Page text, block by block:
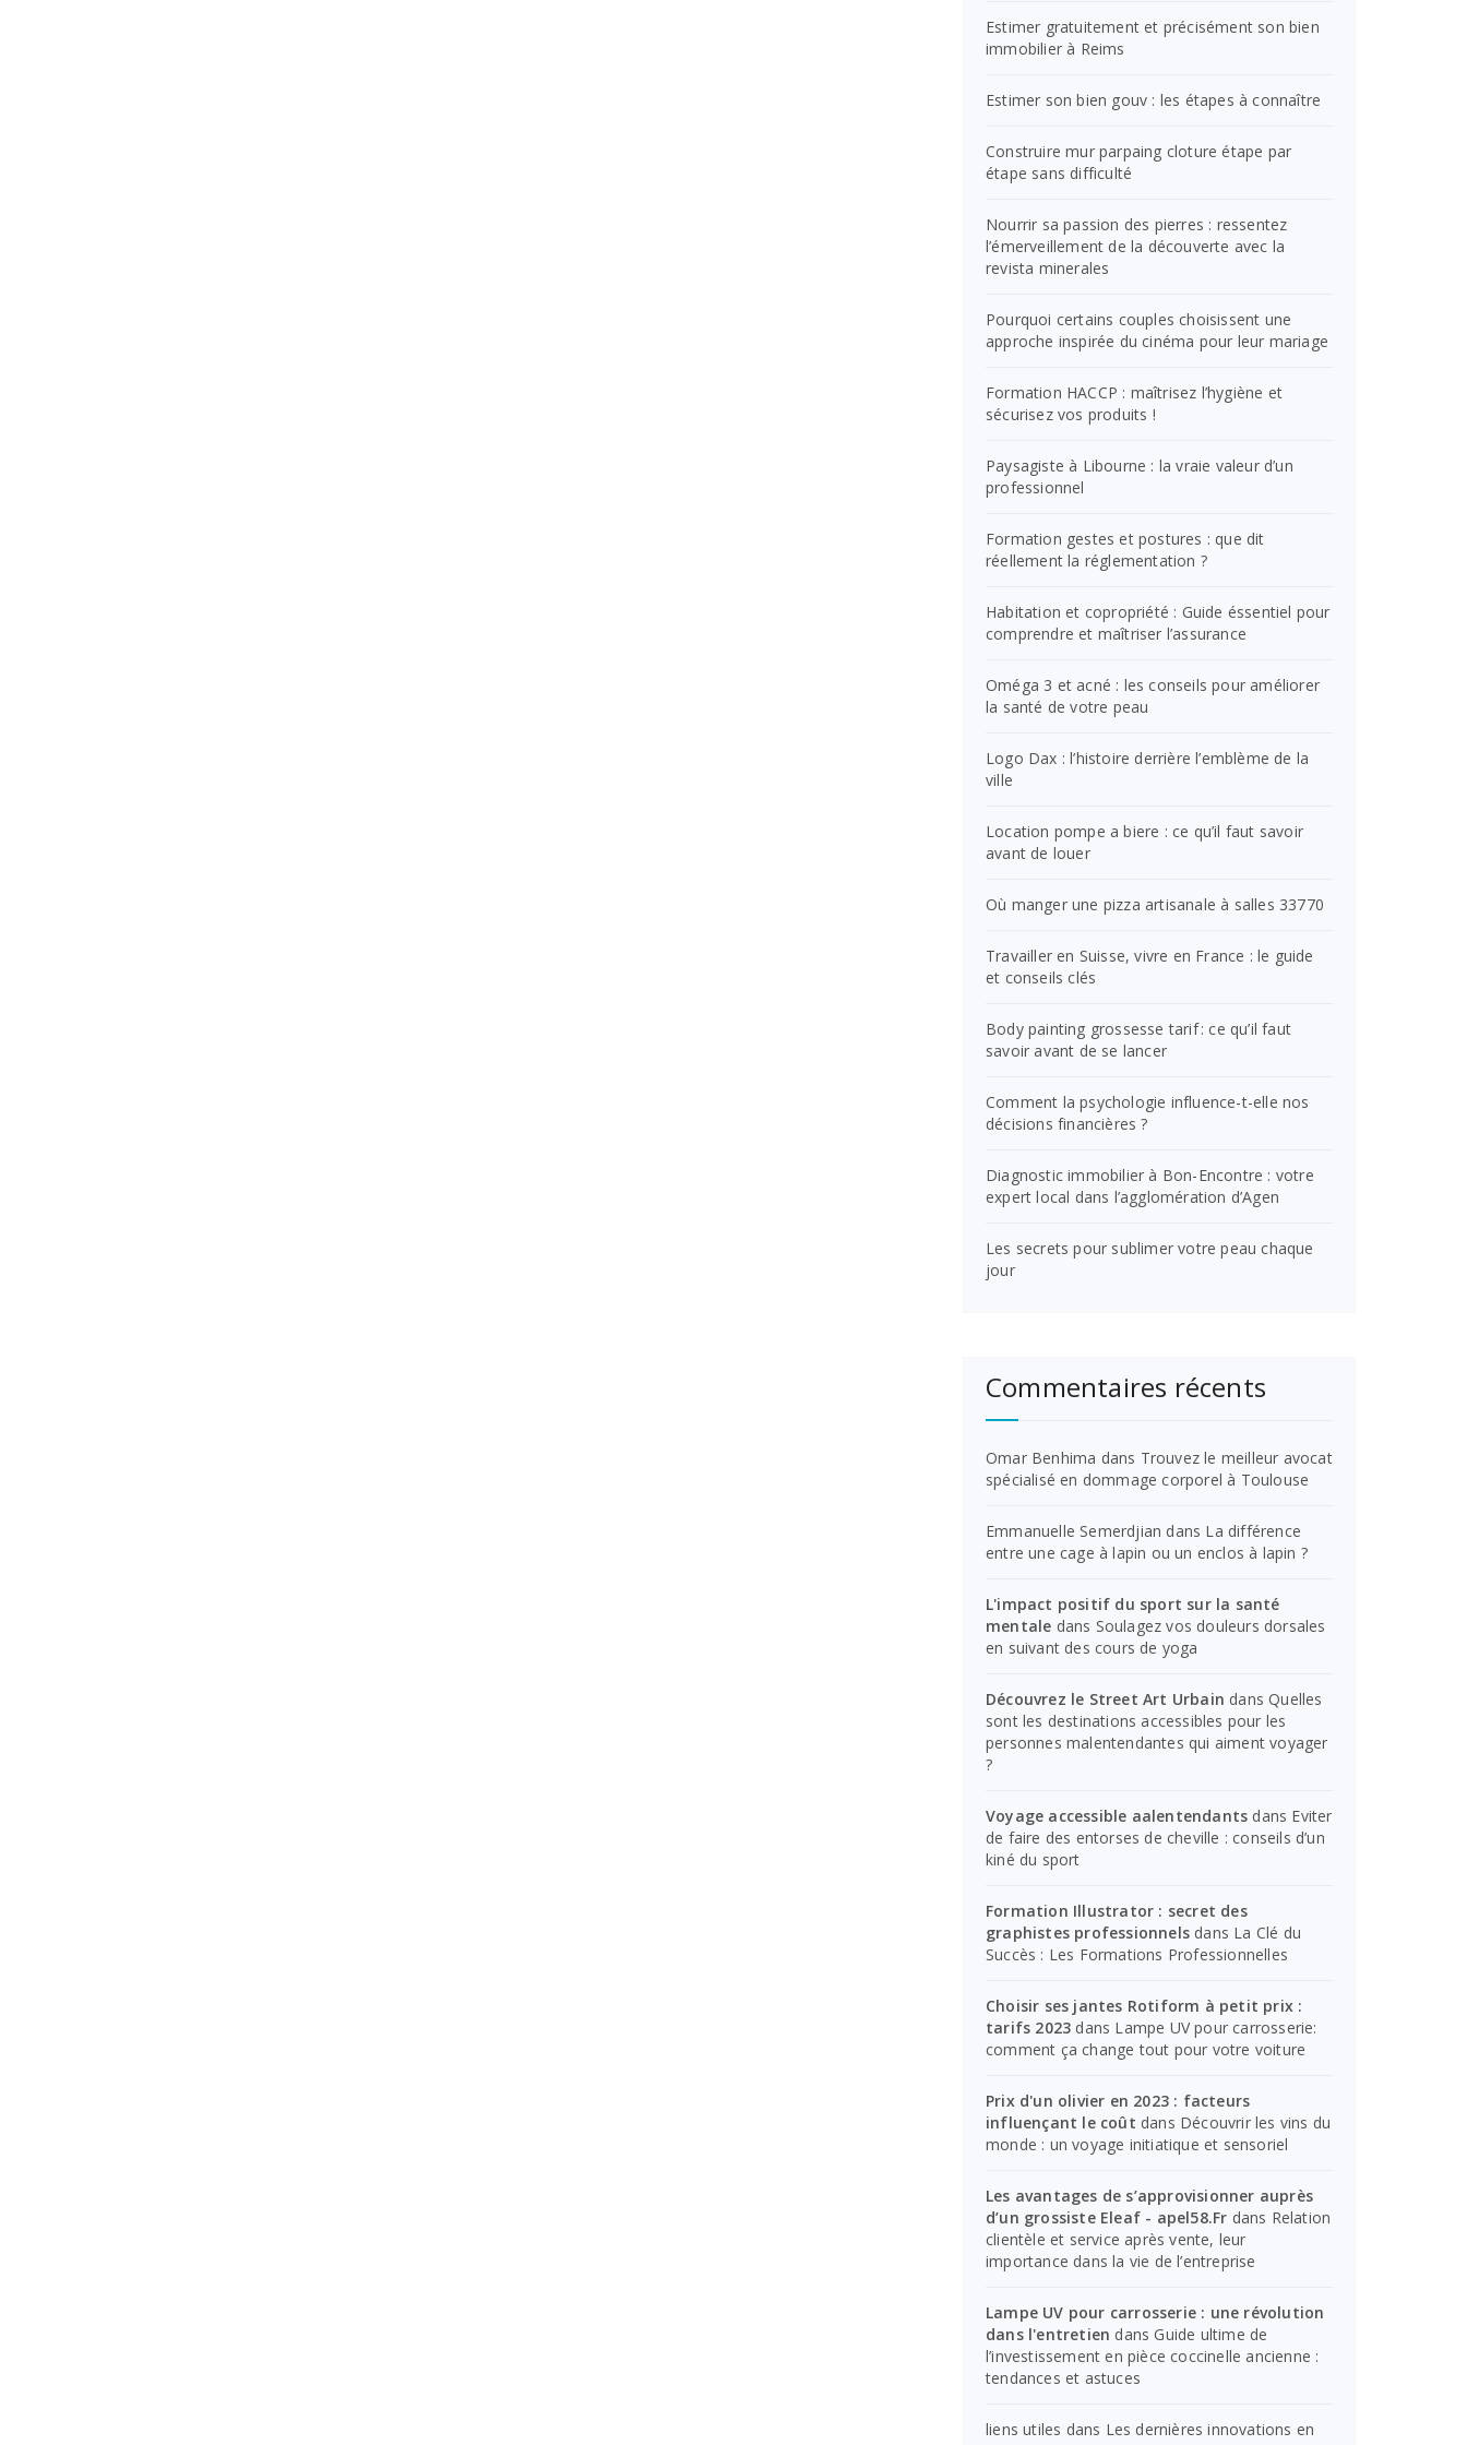
Estimer gratuitement et précisément son bien
immobilier à Reims
Estimer son bien gouv : les étapes à connaître
Construire mur parpaing cloture étape par
étape sans difficulté
Nourrir sa passion des pierres : ressentez
l’émerveillement de la découverte avec la
revista minerales
Pourquoi certains couples choisissent une
approche inspirée du cinéma pour leur mariage
Formation HACCP : maîtrisez l’hygiène et
sécurisez vos produits !
Paysagiste à Libourne : la vraie valeur d’un
professionnel
Formation gestes et postures : que dit
réellement la réglementation ?
Habitation et copropriété : Guide éssentiel pour
comprendre et maîtriser l’assurance
Oméga 3 et acné : les conseils pour améliorer
la santé de votre peau
Logo Dax : l’histoire derrière l’emblème de la
ville
Location pompe a biere : ce qu’il faut savoir
avant de louer
Où manger une pizza artisanale à salles 33770
Travailler en Suisse, vivre en France : le guide
et conseils clés
Body painting grossesse tarif : ce qu’il faut
savoir avant de se lancer
Comment la psychologie influence-t-elle nos
décisions financières ?
Diagnostic immobilier à Bon-Encontre : votre
expert local dans l’agglomération d’Agen
Les secrets pour sublimer votre peau chaque
jour
Commentaires récents
Omar Benhima dans Trouvez le meilleur avocat
spécialisé en dommage corporel à Toulouse
Emmanuelle Semerdjian dans La différence
entre une cage à lapin ou un enclos à lapin ?
L'impact positif du sport sur la santé
mentale dans Soulagez vos douleurs dorsales
en suivant des cours de yoga
Découvrez le Street Art Urbain dansQuelles
sont les destinations accessibles pour les
personnes malentendantes qui aiment voyager
?
Voyage accessible aalentendants dans Eviter
de faire des entorses de cheville : conseils d’un
kiné du sport
Formation Illustrator : secret des
graphistes professionnels dans La Clé du
Succès : Les Formations Professionnelles
Choisir ses jantes Rotiform à petit prix :
tarifs 2023 dans Lampe UV pour carrosserie:
comment ça change tout pour votre voiture
Prix d'un olivier en 2023 : facteurs
influençant le coût dans Découvrir les vins du
monde : un voyage initiatique et sensoriel
Les avantages de s’approvisionner auprès
d’un grossiste Eleaf - apel58.Fr dans Relation
clientèle et service après vente, leur
importance dans la vie de l’entreprise
Lampe UV pour carrosserie : une révolution
dans l'entretien dans Guide ultime de
l’investissement en pièce coccinelle ancienne :
tendances et astuces
liens utiles dans Les dernières innovations en